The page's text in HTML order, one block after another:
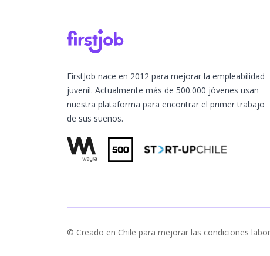
FirstJob nace en 2012 para mejorar la empleabilidad
juvenil. Actualmente más de 500.000 jóvenes usan
nuestra plataforma para encontrar el primer trabajo
de sus sueños.
© Creado en Chile para mejorar las condiciones